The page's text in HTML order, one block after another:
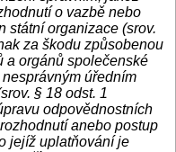
o vazbě nebo
státní organizace (srov.
za škodu způsobenou
a orgánů společenské
úředním
§ 18 odst. 1
odpovědnostních
anebo postup
jejíž uplatňování je